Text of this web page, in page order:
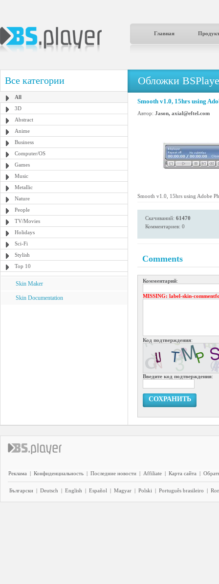
Главная
Все категории
All
3D
Abstract
Anime
Business
Computer/OS
Games
Music
Metallic
Nature
People
TV/Movies
Holidays
Sci-Fi
Stylish
Top 10
Skin Maker
Skin Documentation
Обложки
Smooth v1.0, 15hrs using
Автор: Jason, axial@eftel.com
Smooth v1.0, 15hrs using Adobe
Скачиваний: 61470
Комментариев: 0
Comments
Комментарий:
MISSING: label-skin-
Код подтверждения:
Введите код подтверждения:
СОХРАНИТЬ
Реклама | Конфиденциальность | Последние новости | Affiliate | Карта сайта |
Български | Deutsch | English | Español | Magyar | Polski | Português brasileiro |